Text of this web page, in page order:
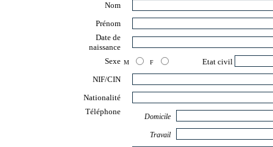
Nom
Prénom
Date de
naissance
Sexe M F
Etat civil
NIF/CIN
Nationalité
Téléphone
Domicile
Travail